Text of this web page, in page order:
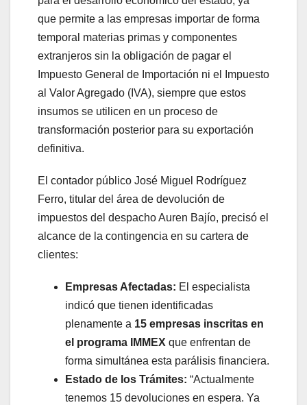
que permite a las empresas importar de forma
temporal materias primas y componentes
extranjeros sin la obligación de pagar el
Impuesto General de Importación ni el Impuesto
al Valor Agregado (IVA), siempre que estos
insumos se utilicen en un proceso de
transformación posterior para su exportación
definitiva.
El contador público José Miguel Rodríguez
Ferro, titular del área de devolución de
impuestos del despacho Auren Bajío, precisó el
alcance de la contingencia en su cartera de
clientes:
Empresas Afectadas: El especialista
indicó que tienen identificadas
plenamente a 15 empresas inscritas en
el programa IMMEX que enfrentan de
forma simultánea esta parálisis financiera.
Estado de los Trámites: “Actualmente
tenemos 15 devoluciones en espera. Ya